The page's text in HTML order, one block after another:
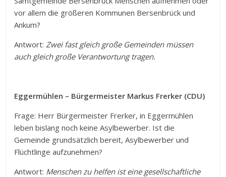
vor allem die größeren Kommunen Bersenbrück und
Ankum?
Antwort: Zwei fast gleich große Gemeinden müssen
auch gleich große Verantwortung tragen.
Eggermühlen – Bürgermeister Markus Frerker (CDU)
Frage: Herr Bürgermeister Frerker, in Eggermühlen
leben bislang noch keine Asylbewerber. Ist die
Gemeinde grundsätzlich bereit, Asylbewerber und
Flüchtlinge aufzunehmen?
Antwort: Menschen zu helfen ist eine gesellschaftliche